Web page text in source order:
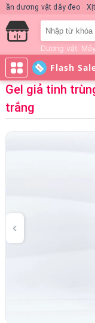
Nước hoa KD Quick Rush
Dương vật
Flash
Gel giả tinh
trắng